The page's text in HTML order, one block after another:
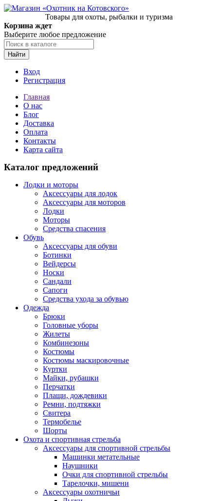
Товары для охоты, рыбалки и туризма
Корзина ждет
Выберите любое предложение
Найти
Вход
Регистрация
Главная
О нас
Блог
Доставка
Оплата
Контакты
Карта сайта
Каталог предложений
Лодки и моторы
Аксессуары для лодок
Аксессуары для моторов
Лодки
Моторы
Средства спасения
Обувь
Аксессуары для обуви
Ботинки
Вейдерсы
Носки
Сандали
Сапоги
Средства ухода за обувью
Одежда
Брюки
Головные уборы
Жилеты
Комбинезоны
Костюмы
Костюмы маскировочные
Куртки
Майки, рубашки
Перчатки
Плащи, дождевики
Ремни, подтяжки
Свитера
Термобелье
Шорты
Охота и спортивная стрельба
Аксессуары для спортивной стрельбы
Машинки метательные
Наушники
Очки для спортивной стрельбы
Тарелочки, мишени
Аксессуары охотничьи